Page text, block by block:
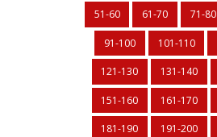
51-60 61-70 71-80
91-100 101-110
121-130 131-140
151-160 161-170
181-190 191-200